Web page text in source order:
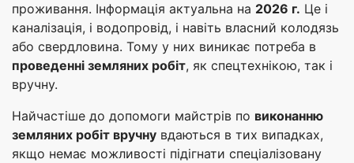
проживання. Інформація актуальна на 2026 г. Це і
каналізація, і водопровід, і навіть власний колодязь
або свердловина. Тому у них виникає потреба в
проведенні земляних робіт, як спецтехнікою, так і
вручну.
Найчастіше до допомоги майстрів по виконанню
земляних робіт вручну вдаються в тих випадках,
якщо немає можливості підігнати спеціалізовану